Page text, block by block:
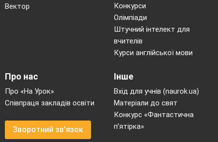
Вектор
Конкурси
Олімпіади
Штучний інтелект для
вчителів
Курси англійської мови
Про нас
Про «На Урок»
Співпраця закладів освіти
Зворотний зв'язок
Інше
Вхід для учнів (naurok.ua)
Матеріали до свят
Конкурс «Фантастична
п’ятірка»